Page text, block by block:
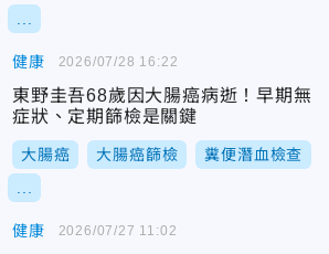
健康
東野圭吾68歲因大腸癌病逝！早期無
症狀、定期篩檢是關鍵
大腸癌 大腸癌篩檢 糞便潛血檢查
2026/07/28 16:22
健康 2026/07/27 11:02